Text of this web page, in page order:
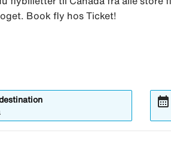
Book fly hos Ticket!
calendar_month